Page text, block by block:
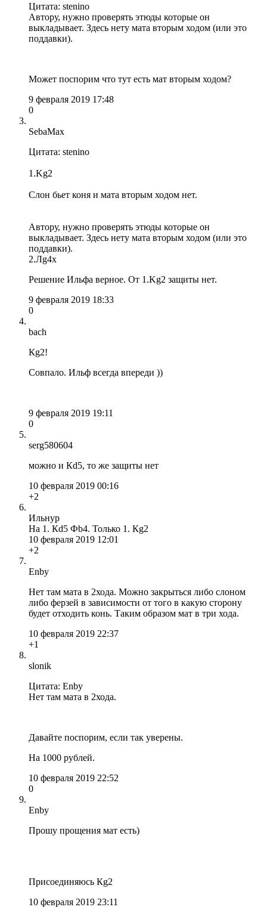
Цитата: stenino
Автору, нужно проверять этюды которые он
выкладывает. Здесь нету мата вторым ходом (или это
поддавки).
Может поспорим что тут есть мат вторым ходом?
9 февраля 2019 17:48
0
SebaMax
Цитата: stenino
1.Kg2
Слон бьет коня и мата вторым ходом нет.
Автору, нужно проверять этюды которые он
выкладывает. Здесь нету мата вторым ходом (или это
поддавки).
2.Лg4x
Решение Ильфа верное. От 1.Kg2 защиты нет.
9 февраля 2019 18:33
0
bach
Кg2!
Совпало. Ильф всегда впереди ))
9 февраля 2019 19:11
0
serg580604
можно и Кd5, то же защиты нет
10 февраля 2019 00:16
+2
Ильнур
На 1. Кd5 Фb4. Только 1. Кg2
10 февраля 2019 12:01
+2
Enby
Нет там мата в 2хода. Можно закрыться либо слоном
либо ферзей в зависимости от того в какую сторону
будет отходить конь. Таким образом мат в три хода.
10 февраля 2019 22:37
+1
slonik
Цитата: Enby
Нет там мата в 2хода.
Давайте поспорим, если так уверены.
На 1000 рублей.
10 февраля 2019 22:52
0
Enby
Прошу прощения мат есть)
Присоединяюсь Кg2
10 февраля 2019 23:11